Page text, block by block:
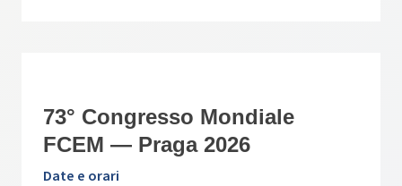
73° Congresso Mondiale
FCEM — Praga 2026
Date e orari